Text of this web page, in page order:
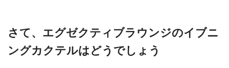
さて、エグゼクティブラウンジのイブニ
ングカクテルはどうでしょう